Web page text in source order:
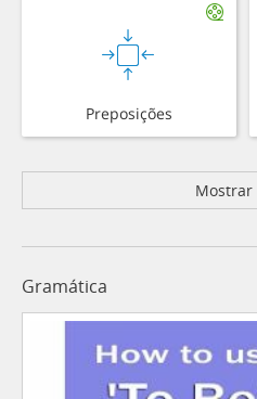
Preposições
Mostrar
Gramática